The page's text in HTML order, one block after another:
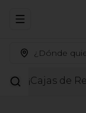
Abrir menu de
¿Dónde
¡Cajas de